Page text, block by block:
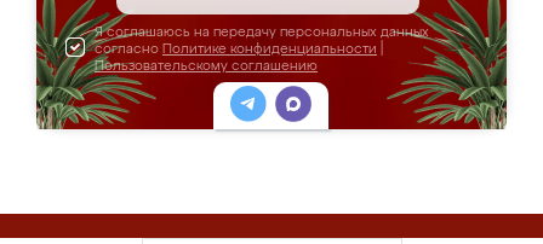
Я соглашаюсь на передачу персональных данных
согласно Политике конфиденциальности
Пользовательскому соглашению